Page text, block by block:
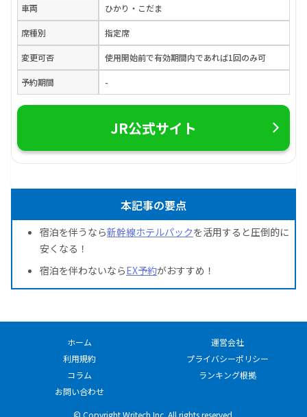
車両 ひかり・こだま
席種別 指定席
変更可否 使用開始前で有効期間内であれば1回のみ可
予約期間 -
JR公式サイト
本記事の要点
宿泊を伴うなら新幹線ホテルパックを活用すると圧倒的に
安くなる！
宿泊を伴わないならEX予約がおすすめ！
ホーム
運営会社
利用規約
プライバシーポリシー
コラム
ランキング根拠
お問い合わせ